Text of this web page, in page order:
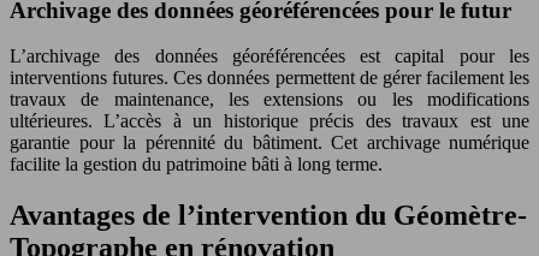
Archivage des données géoréférencées pour le futur
L’archivage des données géoréférencées est capital pour les
interventions futures. Ces données permettent de gérer facilement les
travaux de maintenance, les extensions ou les modifications
ultérieures. L’accès à un historique précis des travaux est une
garantie pour la pérennité du bâtiment. Cet archivage numérique
facilite la gestion du patrimoine bâti à long terme.
Avantages de l’intervention du Géomètre-
Topographe en rénovation